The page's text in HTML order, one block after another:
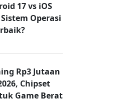
17 vs iOS
Operasi
Rp3 Jutaan
Chipset
Game Berat